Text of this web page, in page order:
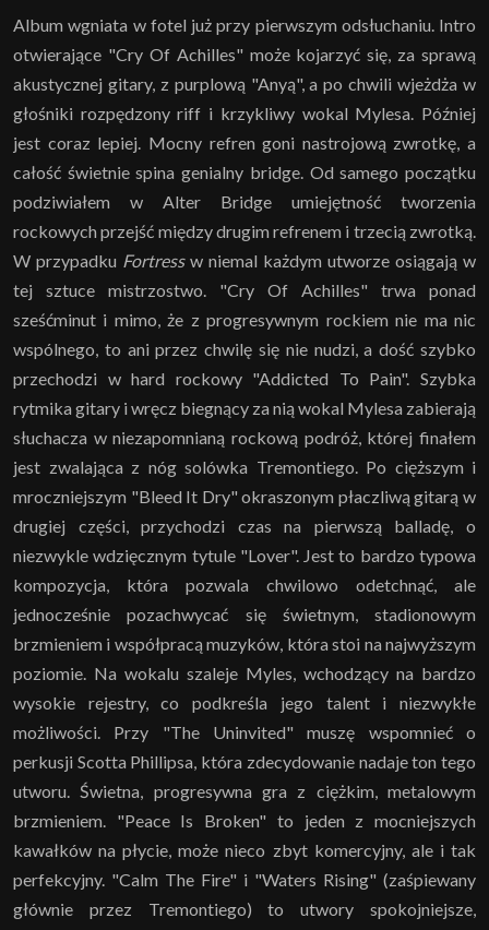
Album wgniata w fotel już przy pierwszym odsłuchaniu. Intro
otwierające "Cry Of Achilles" może kojarzyć się, za sprawą
akustycznej gitary, z purplową "Anyą", a po chwili wjeżdża w
głośniki rozpędzony riff i krzykliwy wokal Mylesa. Później
jest coraz lepiej. Mocny refren goni nastrojową zwrotkę, a
całość świetnie spina genialny bridge. Od samego początku
podziwiałem w Alter Bridge umiejętność tworzenia
rockowych przejść między drugim refrenem i trzecią zwrotką.
W przypadku Fortressw niemal każdym utworze osiągają w
tej sztuce mistrzostwo. "Cry Of Achilles" trwa ponad
sześćminut i mimo, że z progresywnym rockiem nie ma nic
wspólnego, to ani przez chwilę się nie nudzi, a dość szybko
przechodzi w hard rockowy "Addicted To Pain". Szybka
rytmika gitary i wręcz biegnący za nią wokal Mylesa zabierają
słuchacza w niezapomnianą rockową podróż, której finałem
jest zwalająca z nóg solówka Tremontiego. Po cięższym i
mroczniejszym "Bleed It Dry" okraszonym płaczliwą gitarą w
drugiej części, przychodzi czas na pierwszą balladę, o
niezwykle wdzięcznym tytule "Lover". Jest to bardzo typowa
kompozycja, która pozwala chwilowo odetchnąć, ale
jednocześnie pozachwycać się świetnym, stadionowym
brzmieniem i współpracą muzyków, która stoi na najwyższym
poziomie. Na wokalu szaleje Myles, wchodzący na bardzo
wysokie rejestry, co podkreśla jego talent i niezwykłe
możliwości. Przy "The Uninvited" muszę wspomnieć o
perkusji Scotta Phillipsa, która zdecydowanie nadaje ton tego
utworu. Świetna, progresywna gra z ciężkim, metalowym
brzmieniem. "Peace Is Broken" to jeden z mocniejszych
kawałków na płycie, może nieco zbyt komercyjny, ale i tak
perfekcyjny. "Calm The Fire" i "Waters Rising" (zaśpiewany
głównie przez Tremontiego) to utwory spokojniejsze,